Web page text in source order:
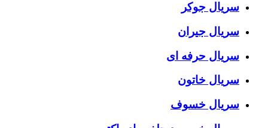
سریال جوکر
سریال جیران
سریال حرفه ای
سریال خاتون
سریال خسوف